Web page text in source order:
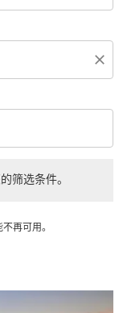
close
筛选条件。
再可用。